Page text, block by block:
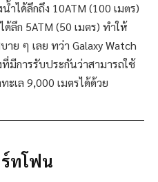
ำได้ลึกถึง 10ATM (100 เมตร)
ลึก 5ATM (50 เมตร) ทำให้
ย ๆ เลย ทว่า Galaxy Watch
มีการรับประกันว่าสามารถใช้
เล 9,000 เมตรได้ด้วย
ทโฟน